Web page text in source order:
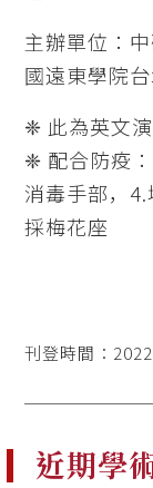
主辦單位：
國遠東學院
❈ 此為英文演
❈ 配合防疫
消毒手部，
採梅花座
刊登時間：
近期學